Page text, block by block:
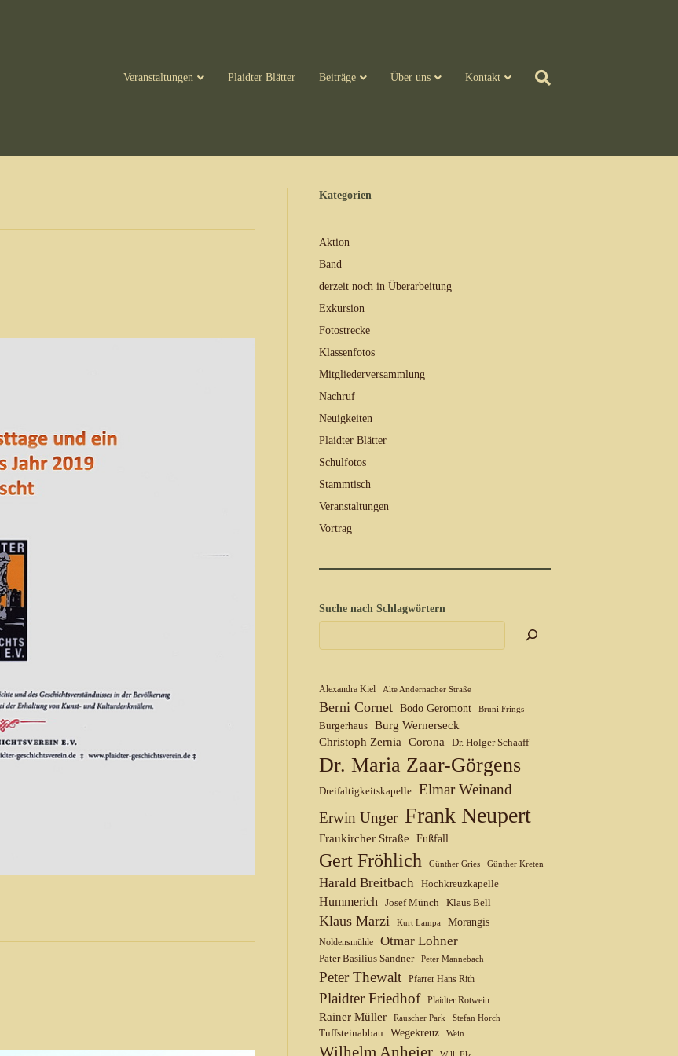
Veranstaltungen Plaidter Blätter Beiträge Über uns Kontakt
Kategorien
Aktion
Band
derzeit noch in Überarbeitung
Exkursion
Fotostrecke
Klassenfotos
Mitgliederversammlung
Nachruf
Neuigkeiten
Plaidter Blätter
Schulfotos
Stammtisch
Veranstaltungen
Vortrag
Suche nach Schlagwörtern
Alexandra Kiel Alte Andernacher Straße
Berni Cornet Bodo Geromont Bruni Frings
Burgerhaus Burg Wernerseck
Christoph Zernia
Corona Dr. Holger Schaaff
Dr. Maria Zaar-Görgens
Dreifaltigkeitskapelle Elmar Weinand
Erwin Unger Frank Neupert
Fraukircher Straße Fußfall
Gert Fröhlich Günther Gries Günther Kreten
Harald Breitbach Hochkreuzkapelle
Hummerich Josef Münch Klaus Bell
Klaus Marzi Kurt Lampa Morangis
Noldensmühle Otmar Lohner
Pater Basilius Sandner Peter Mannebach
Peter Thewalt Pfarrer Hans Rith
Plaidter Friedhof Plaidter Rotwein
Rainer Müller Rauscher Park Stefan Horch
Tuffsteinabbau Wegekreuz Wein
Wilhelm Anheier